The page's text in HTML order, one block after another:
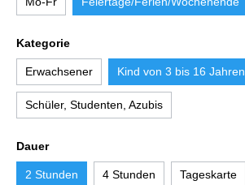
Kategorie
Erwachsener Kind von 3 bis 16 Jahren
Schüler, Studenten, Azubis
Dauer
2 Stunden 4 Stunden Tageskarte